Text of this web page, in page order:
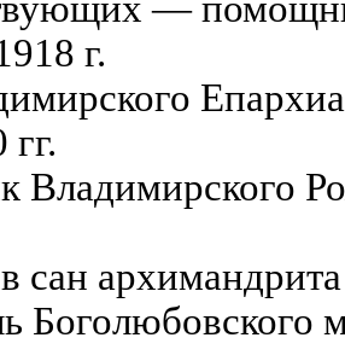
г.
Владимирского
сан
Боголюбовского